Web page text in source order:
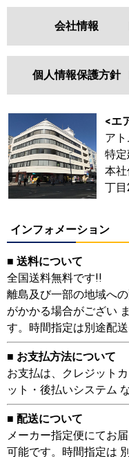
会社情報
個人情報保護方針
<エ
ア
特
本
丁
インフォメーション
■ 送料について
全国送料無料です!!
離島及び一部の地域へ
がかかる場合がござい
す。時間指定は別途配送
■ お支払方法について
お支払は、クレジット
ット・後払いシステム
■ 配送について
メーカー指定便にてお
可能です。時間指定は